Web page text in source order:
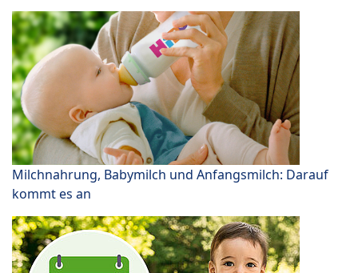
Milchnahrung, Babymilch und Anfangsmilch: Darauf
kommt es an